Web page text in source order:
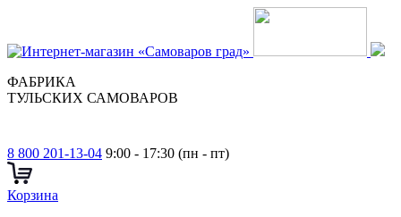
ФАБРИКА
ТУЛЬСКИХ САМОВАРОВ
8 800 201-13-04 9:00 - 17:30 (пн - пт)
Корзина